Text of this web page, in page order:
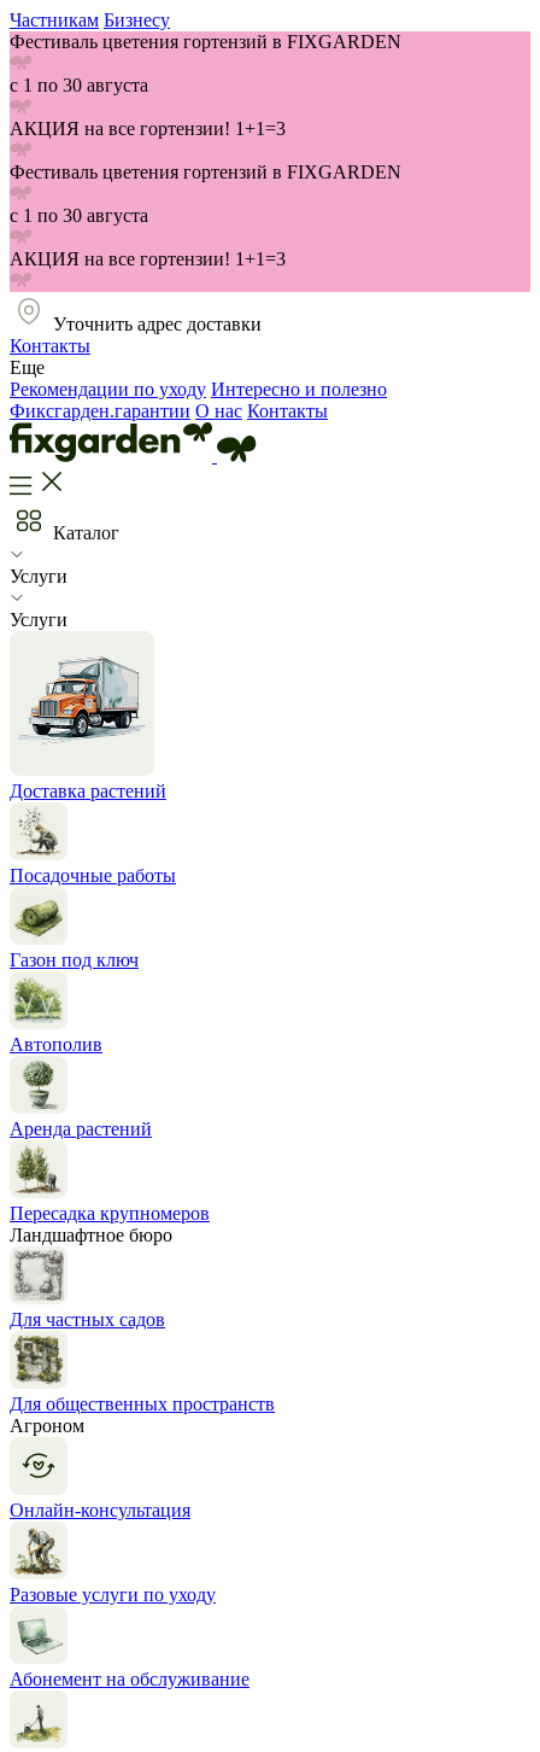
Частникам Бизнесу
Фестиваль цветения гортензий в FIXGARDEN
с 1 по 30 августа
АКЦИЯ на все гортензии! 1+1=3
Фестиваль цветения гортензий в FIXGARDEN
с 1 по 30 августа
АКЦИЯ на все гортензии! 1+1=3
Уточнить адрес доставки
Контакты
Еще
Рекомендации по уходу Интересно и полезно
Фиксгарден.гарантии О нас Контакты
Каталог
Услуги
Услуги
Доставка растений
Посадочные работы
Газон под ключ
Автополив
Аренда растений
Пересадка крупномеров
Ландшафтное бюро
Для частных садов
Для общественных пространств
Агроном
Онлайн-консультация
Разовые услуги по уходу
Абонемент на обслуживание